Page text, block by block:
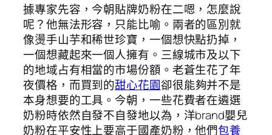
據專家先容，今朝貼牌奶粉在二嗯，怎麼說
呢？他無法形容，只能比喻。兩者的區別就
像燙手山芋和稀世珍寶，一個想快點扔掉，
一個想藏起來一個人擁有。三線城市及以下
的地域占有相當的市場份額。老蒼生花了年
夜價格，而買到的甜心花園卻很能夠并不是
本身想要的工具。今朝，一些花費者在遴選
奶粉時依然自發不自發地以為，洋brand嬰兒
奶粉在平安性上要高于國產奶粉，他們包養